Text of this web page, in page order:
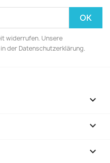
widerrufen. Unsere
der Datenschutzerklärung.


keyboard_arrow_down